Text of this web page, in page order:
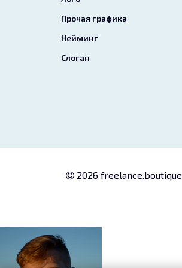
Прочая графика
Нейминг
Слоган
2026 freelance.boutique